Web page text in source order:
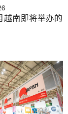
河内 2025
年西贡美
越南即将举办的